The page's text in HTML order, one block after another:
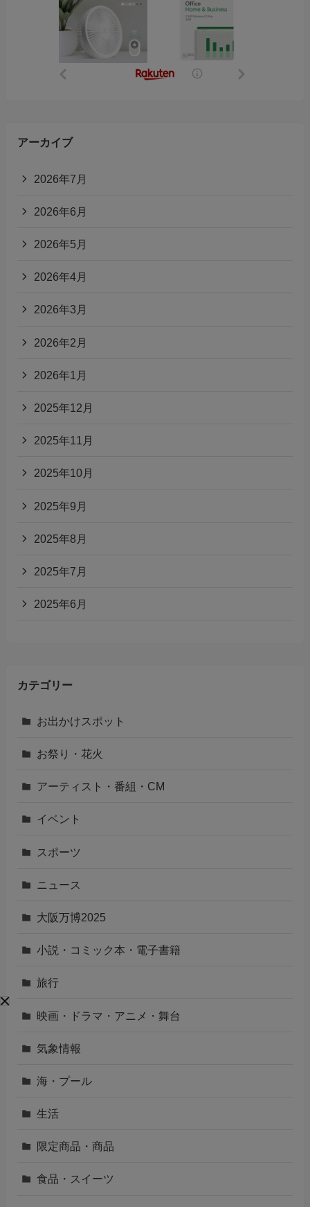
アーカイブ
2026年7月
2026年6月
2026年5月
2026年4月
2026年3月
2026年2月
2026年1月
2025年12月
2025年11月
2025年10月
2025年9月
2025年8月
2025年7月
2025年6月
カテゴリー
お出かけスポット
お祭り・花火
アーティスト・番組・CM
イベント
スポーツ
ニュース
大阪万博2025
小説・コミック本・電子書籍
旅行
映画・ドラマ・アニメ・舞台
気象情報
海・プール
生活
限定商品・商品
食品・スイーツ